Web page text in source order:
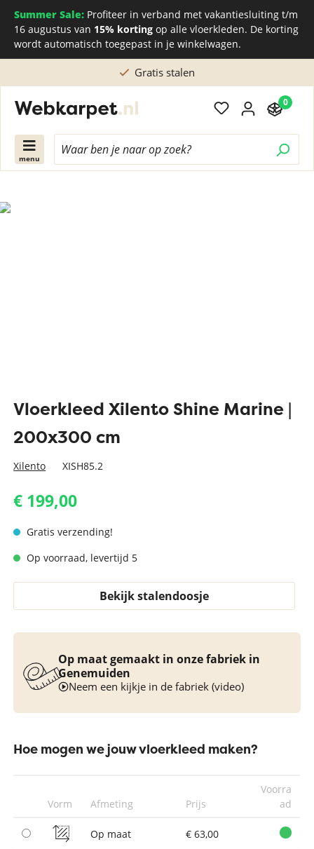
Summer Sale: Profiteer in verband met vakantiesluiting t/m
16 augustus van 15% korting op alle vloerkleden. De korting
wordt automatisch toegepast in je winkelwagen.
Gratis stalen
menu
0
Vloerkleed Xilento Shine Marine |
200x300 cm
Xilento XISH85.2
€ 199,00
Gratis verzending!
Op voorraad, levertijd 5
Bekijk stalendoosje
Op maat gemaakt in onze fabriek in
Genemuiden
Neem een kijkje in de fabriek (video)
Hoe mogen we jouw vloerkleed maken?
Vorm Afmeting Prijs
Voorra
ad
Op maat € 63,00